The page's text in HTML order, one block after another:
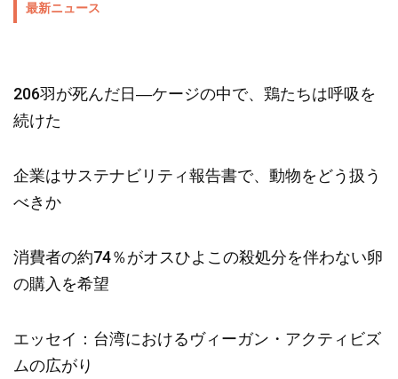
最新ニュース
206羽が死んだ日―ケージの中で、鶏たちは呼吸を
続けた
企業はサステナビリティ報告書で、動物をどう扱う
べきか
消費者の約74％がオスひよこの殺処分を伴わない卵
の購入を希望
エッセイ：台湾におけるヴィーガン・アクティビズ
ムの広がり